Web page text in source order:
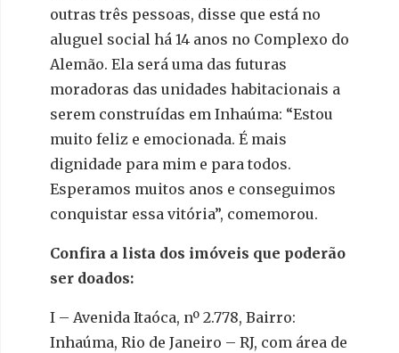
outras três pessoas, disse que está no
aluguel social há 14 anos no Complexo do
Alemão. Ela será uma das futuras
moradoras das unidades habitacionais a
serem construídas em Inhaúma: “Estou
muito feliz e emocionada. É mais
dignidade para mim e para todos.
Esperamos muitos anos e conseguimos
conquistar essa vitória”, comemorou.
Confira a lista dos imóveis que poderão
ser doados:
I – Avenida Itaóca, nº 2.778, Bairro:
Inhaúma, Rio de Janeiro – RJ, com área de